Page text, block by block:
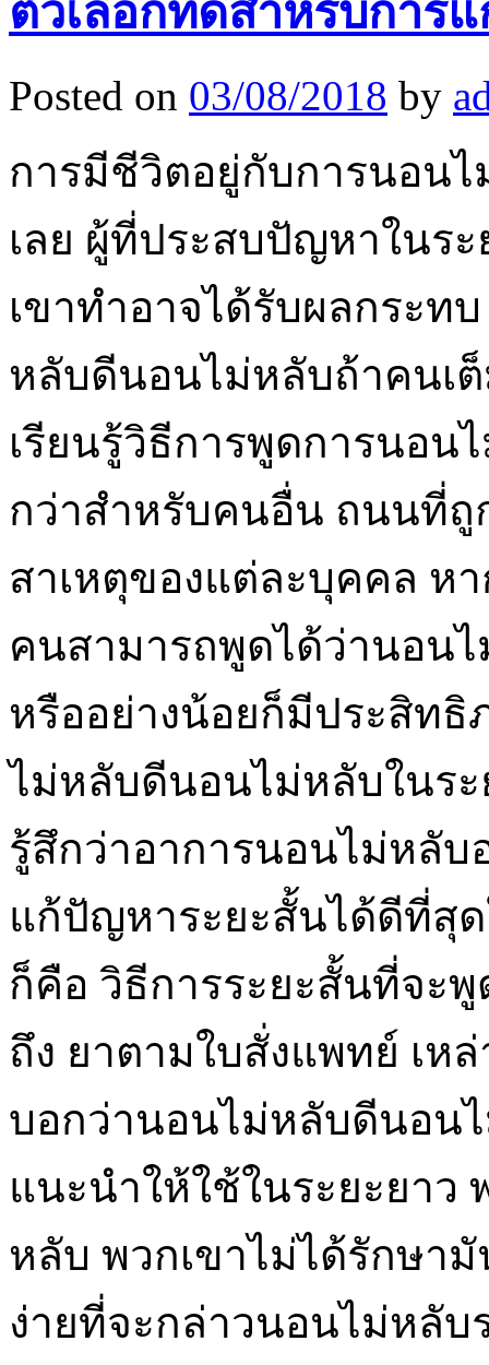
ตัวเลือกที่ดีสำหรับการ
Posted on 03/08/2018 by
การมีชีวิตอยู่กับการนอน
เลย ผู้ที่ประสบปัญหาในร
เขาทำอาจได้รับผลกระท
หลับดีนอนไม่หลับถ้าคนเต็
เรียนรู้วิธีการพูดการนอน
กว่าสำหรับคนอื่น ถนนที่ถู
สาเหตุของแต่ละบุคคล ห
คนสามารถพูดได้ว่านอน
หรืออย่างน้อยก็มีประสิท
ไม่หลับดีนอนไม่หลับในร
รู้สึกว่าอาการนอนไม่หลับ
แก้ปัญหาระยะสั้นได้ดีที่สุ
ก็คือ วิธีการระยะสั้นที่จะ
ถึง ยาตามใบสั่งแพทย์ เห
บอกว่านอนไม่หลับดีนอน
แนะนำให้ใช้ในระยะยาว
หลับ พวกเขาไม่ได้รักษา
ง่ายที่จะกล่าวนอนไม่หลับ